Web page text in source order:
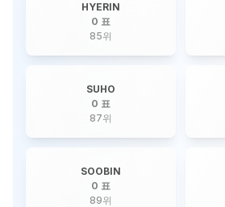
HYERIN
0 표
85위
SUHO
0 표
87위
SOOBIN
0 표
89위